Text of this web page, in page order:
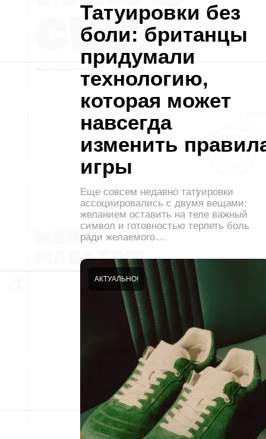
Татуировки без
боли: британцы
придумали
технологию,
которая может
навсегда
изменить
игры
Еще совсем недавно татуировки
ассоциировались с двумя вещами:
желанием оставить на теле важный
символ и готовностью терпеть боль
ради желаемого…
АКТУАЛЬНО!